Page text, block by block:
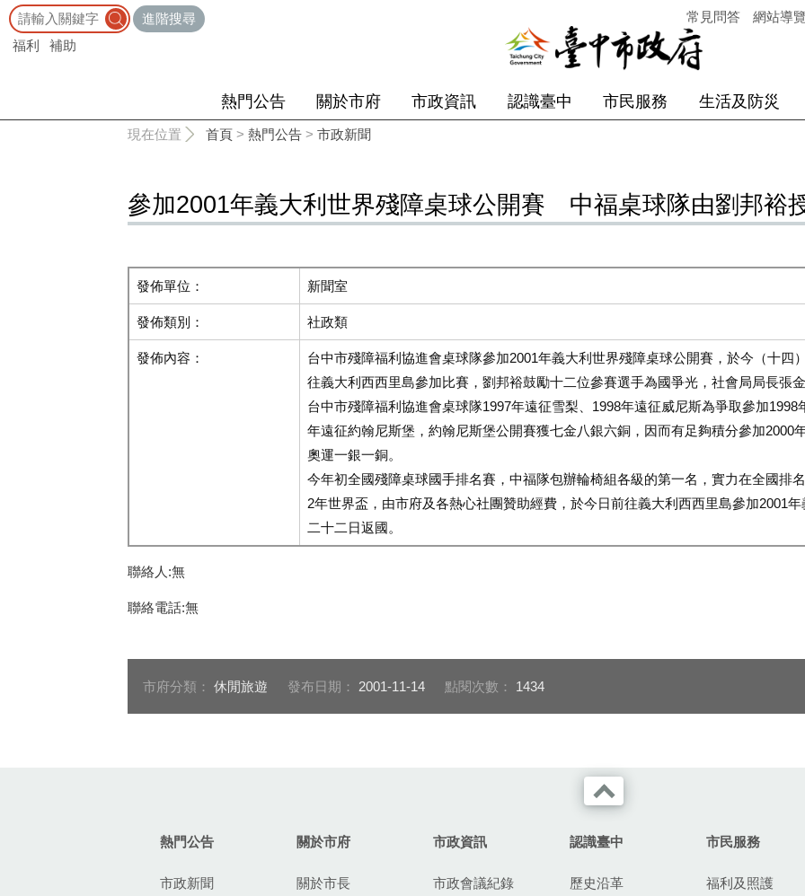
進階搜尋
福利
補助
常見問答 網站導
熱門公告 關於市府 市政資訊 認識臺中 市民服務 生活及防災
現在位置 首頁 > 熱門公告 > 市政新聞
參加2001年義大利世界殘障桌球公開賽 中福桌球隊由劉邦裕
發佈單位： 新聞室
發佈類別： 社政類
發佈內容：
台中市殘障福利協進會桌球隊參加2001年義大利世界殘障桌球公開賽，於今（十四
往義大利西西里島參加比賽，劉邦裕鼓勵十二位參賽選手為國爭光，社會局局長張
台中市殘障福利協進會桌球隊1997年遠征雪梨、1998年遠征威尼斯為爭取參加
年遠征約翰尼斯堡，約翰尼斯堡公開賽獲七金八銀六銅，因而有足夠積分參加2000
奧運一銀一銅。
今年初全國殘障桌球國手排名賽，中福隊包辦輪椅組各級的第一名，實力在全國排
2年世界盃，由市府及各熱心社團贊助經費，於今日前往義大利西西里島參加2001
二十二日返國。
聯絡人:無
聯絡電話:無
市府分類： 休閒旅遊 發布日期： 2001-11-14 點閱次數： 1434
熱門公告
市政新聞
關於市府
關於市長
市政資訊
市政會議紀錄
認識臺中
歷史沿革
市民服務
福利及照護